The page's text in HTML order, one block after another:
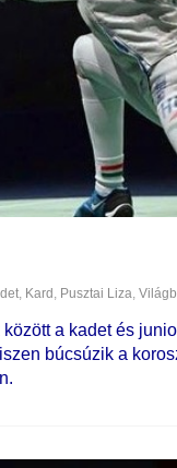
, Kard , Pusztai Liza,
a kadet és
búcsúzik a